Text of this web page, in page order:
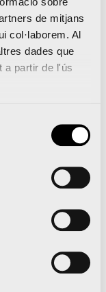
de mitjans
col·laborem. Al
dades que
a partir de l'ús
Madrid i
Barcelona